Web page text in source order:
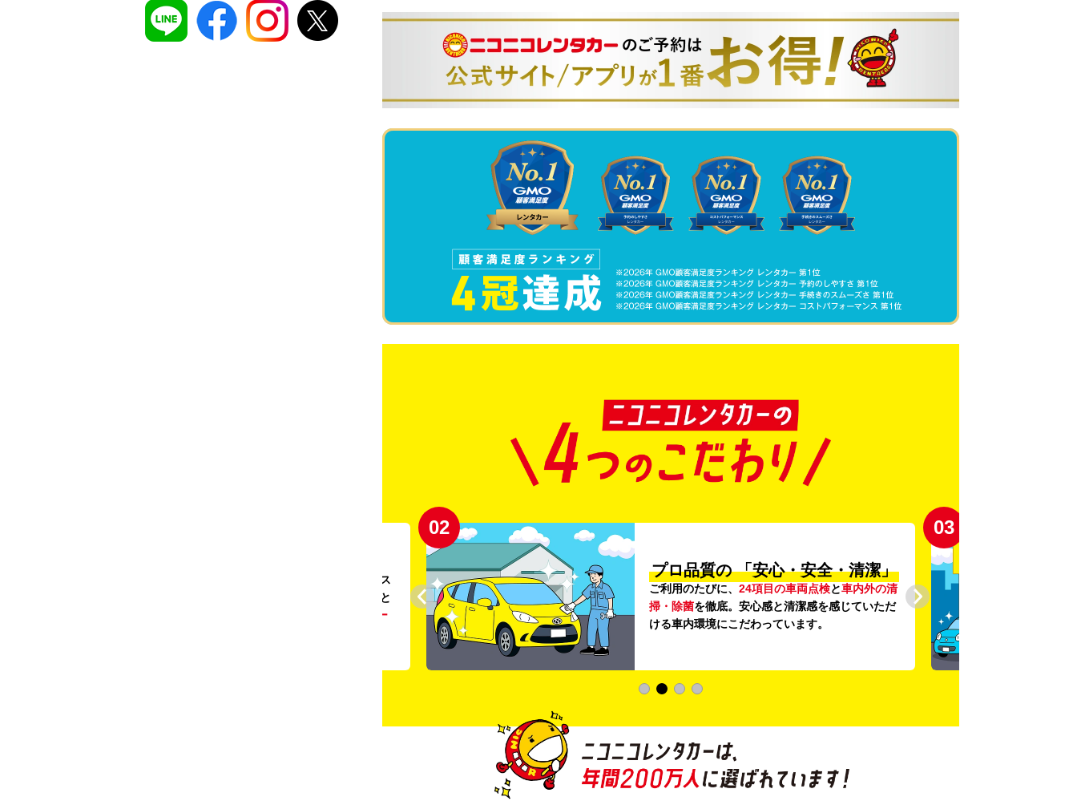
。ガソリンス
タンドや整備工場の既存インフラを活用すること
リー
02
プロ品質の 「安心・安全・清潔」
ご利用のたびに、 24項目の車両点検と車内外の清
掃・除菌を徹底。安心感と清潔感を感じていただ
ける車内環境にこだわっています。
03